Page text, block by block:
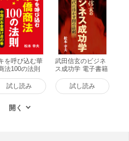
いる」のだ。 松本氏は、頼もしい
ある社会人のプロの方が、新入社員
に驚く。社会人は各種制約のある中
生では考えつかない、できないよう
の“進化した”質の高い勉強法を、
投資は、一番効率のいい投資であ
とはない。勉強した努力は裏切らな
法が満載の珠玉の一冊だ。
を呼び込む華
法100の法則
書籍版
試し読み
武田信玄のビジネ
ス成功学 電子書籍
試し読み